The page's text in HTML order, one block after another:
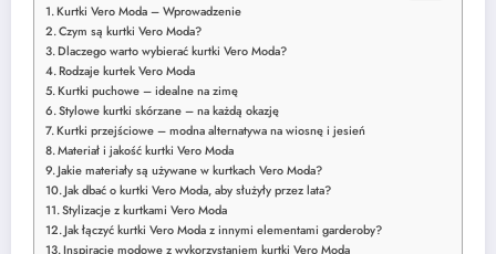
Kurtki Vero Moda – Wprowadzenie
Czym są kurtki Vero Moda?
Dlaczego warto wybierać kurtki Vero Moda?
Rodzaje kurtek Vero Moda
Kurtki puchowe – idealne na zimę
Stylowe kurtki skórzane – na każdą okazję
Kurtki przejściowe – modna alternatywa na wiosnę i jesień
Materiał i jakość kurtki Vero Moda
Jakie materiały są używane w kurtkach Vero Moda?
Jak dbać o kurtki Vero Moda, aby służyły przez lata?
Stylizacje z kurtkami Vero Moda
Jak łączyć kurtki Vero Moda z innymi elementami garderoby?
Inspiracje modowe z wykorzystaniem kurtki Vero Moda